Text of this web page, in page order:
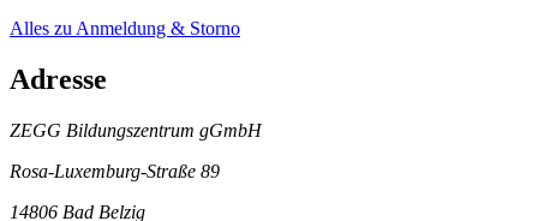
Alles zu Anmeldung & Storno
Adresse
ZEGG Bildungszentrum gGmbH
Rosa-Luxemburg-Straße 89
14806 Bad Belzig